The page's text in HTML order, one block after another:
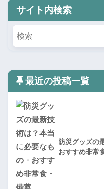
サイト内検索
最近の投稿一覧
防災グッズの
おすすめ非常